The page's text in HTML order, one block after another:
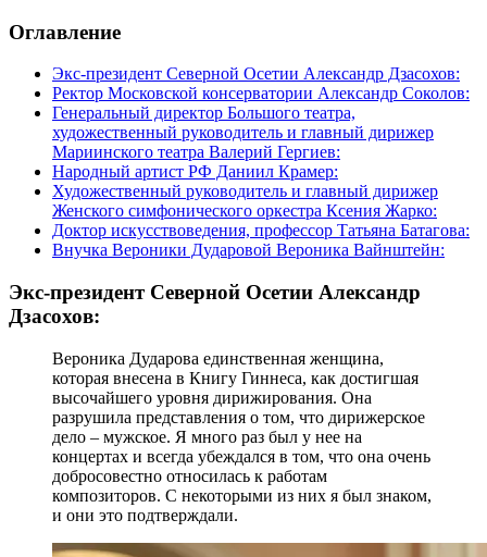
Оглавление
Экс-президент Северной Осетии Александр Дзасохов:
Ректор Московской консерватории Александр Соколов:
Генеральный директор Большого театра,
художественный руководитель и главный дирижер
Мариинского театра Валерий Гергиев:
Народный артист РФ Даниил Крамер:
Художественный руководитель и главный дирижер
Женского симфонического оркестра Ксения Жарко:
Доктор искусствоведения, профессор Татьяна Батагова:
Внучка Вероники Дударовой Вероника Вайнштейн:
Экс-президент Северной Осетии Александр
Дзасохов:
Вероника Дударова единственная женщина,
которая внесена в Книгу Гиннеса, как достигшая
высочайшего уровня дирижирования. Она
разрушила представления о том, что дирижерское
дело – мужское. Я много раз был у нее на
концертах и всегда убеждался в том, что она очень
добросовестно относилась к работам
композиторов. С некоторыми из них я был знаком,
и они это подтверждали.